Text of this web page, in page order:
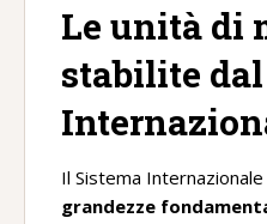
Le unità di
stabilite
Il Sistema
grandezze